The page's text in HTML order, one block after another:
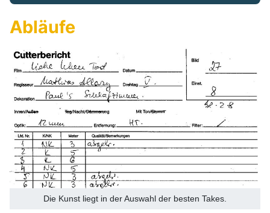
Abläufe
Die Kunst liegt in der Auswahl der besten Takes.